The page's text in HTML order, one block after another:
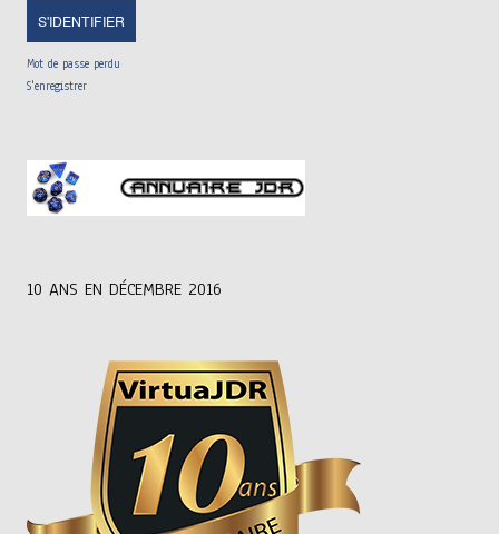
S'IDENTIFIER
Mot de passe perdu
S'enregistrer
10 ANS EN DÉCEMBRE 2016